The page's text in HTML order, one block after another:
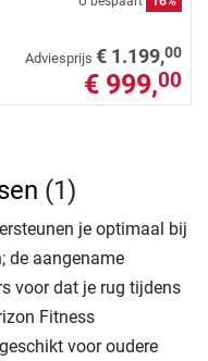
Adviesprijs € 1.199,00
€ 999,00
(1)
je optimaal bij
de aangename
voor dat je rug tijdens
Fitness
voor oudere